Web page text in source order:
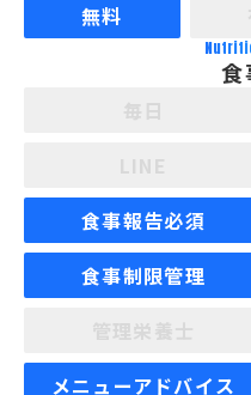
無料
食
食事報告必須
食事制限管理
メニューアドバイス